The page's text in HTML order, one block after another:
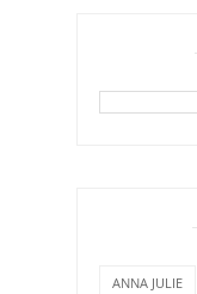
ANNA JULIE